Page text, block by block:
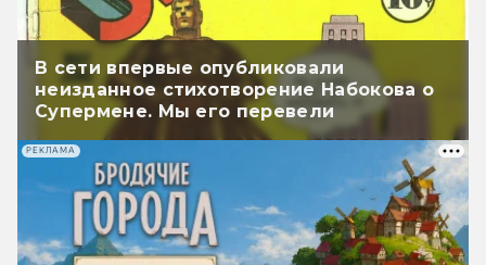
В сети впервые опубликовали
неизданное стихотворение Набокова о
Супермене. Мы его перевели
РЕКЛАМА